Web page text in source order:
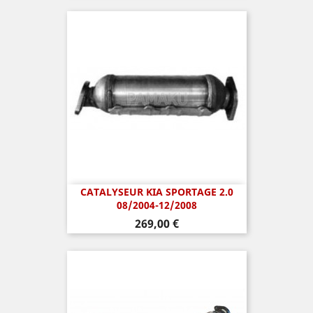
CATALYSEUR KIA SPORTAGE 2.0
08/2004-12/2008
Prix
269,00 €